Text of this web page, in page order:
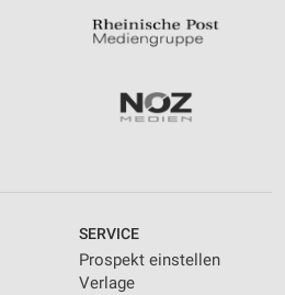
SERVICE
Prospekt einstellen
Verlage